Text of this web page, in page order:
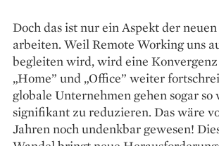
Doch das ist nur ein Aspekt der
arbeiten. Weil Remote Working uns
begleiten wird, wird eine
„Home” und „Office” weiter
globale Unternehmen gehen sogar so
signifikant zu reduzieren. Das wäre
Jahren noch undenkbar gewesen!